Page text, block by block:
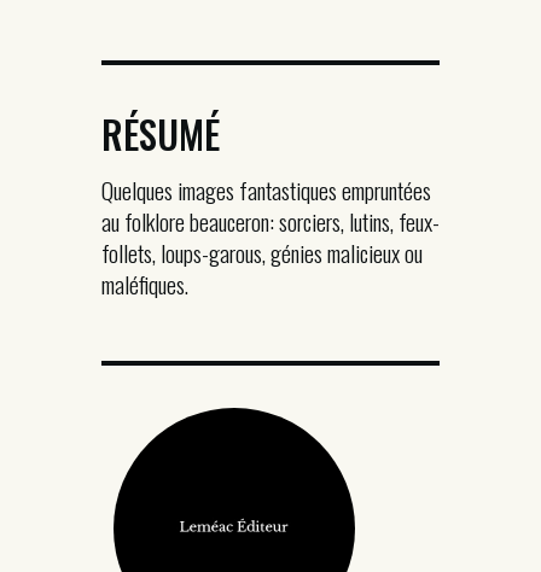
RÉSUMÉ
Quelques images fantastiques empruntées
au folklore beauceron: sorciers, lutins, feux-
follets, loups-garous, génies malicieux ou
maléfiques.